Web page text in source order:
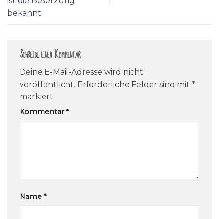
bekannt
Schreibe einen Kommentar
Deine E-Mail-Adresse wird nicht
veröffentlicht. Erforderliche Felder sind mit *
markiert
Kommentar*
Name *